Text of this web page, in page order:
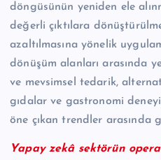
döngüsünün yeniden ele
değerli çıktılara
azaltılmasına yönelik
dönüşüm alanları arasında
ve mevsimsel tedarik,
gıdalar ve gastronomi
öne çıkan trendler arasında
Yapay zekâ sektörün